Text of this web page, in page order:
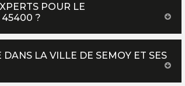
POUR LE
45400 ?
LA VILLE DE SEMOY ET SES